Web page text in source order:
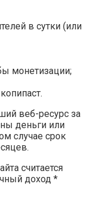
в сутки (или
монетизации;
веб-ресурс за
деньги или
случае срок
считается
доход *